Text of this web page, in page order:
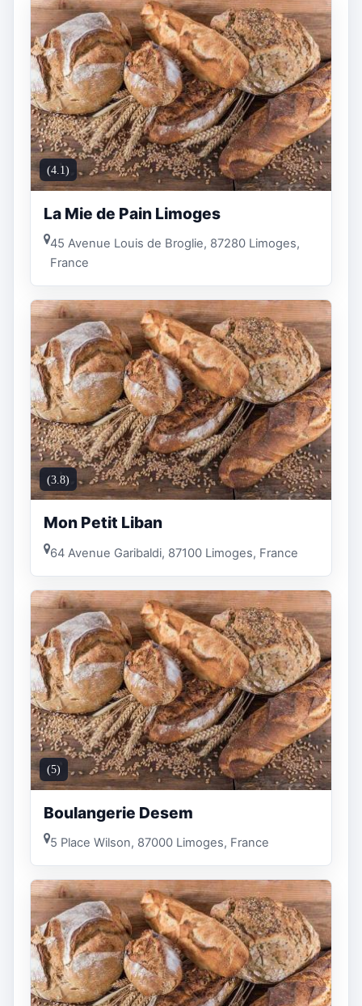
(4.1)
La Mie de Pain Limoges
45 Avenue Louis de Broglie, 87280 Limoges,
France
(3.8)
Mon Petit Liban
64 Avenue Garibaldi, 87100 Limoges, France
(5)
Boulangerie Desem
5 Place Wilson, 87000 Limoges, France